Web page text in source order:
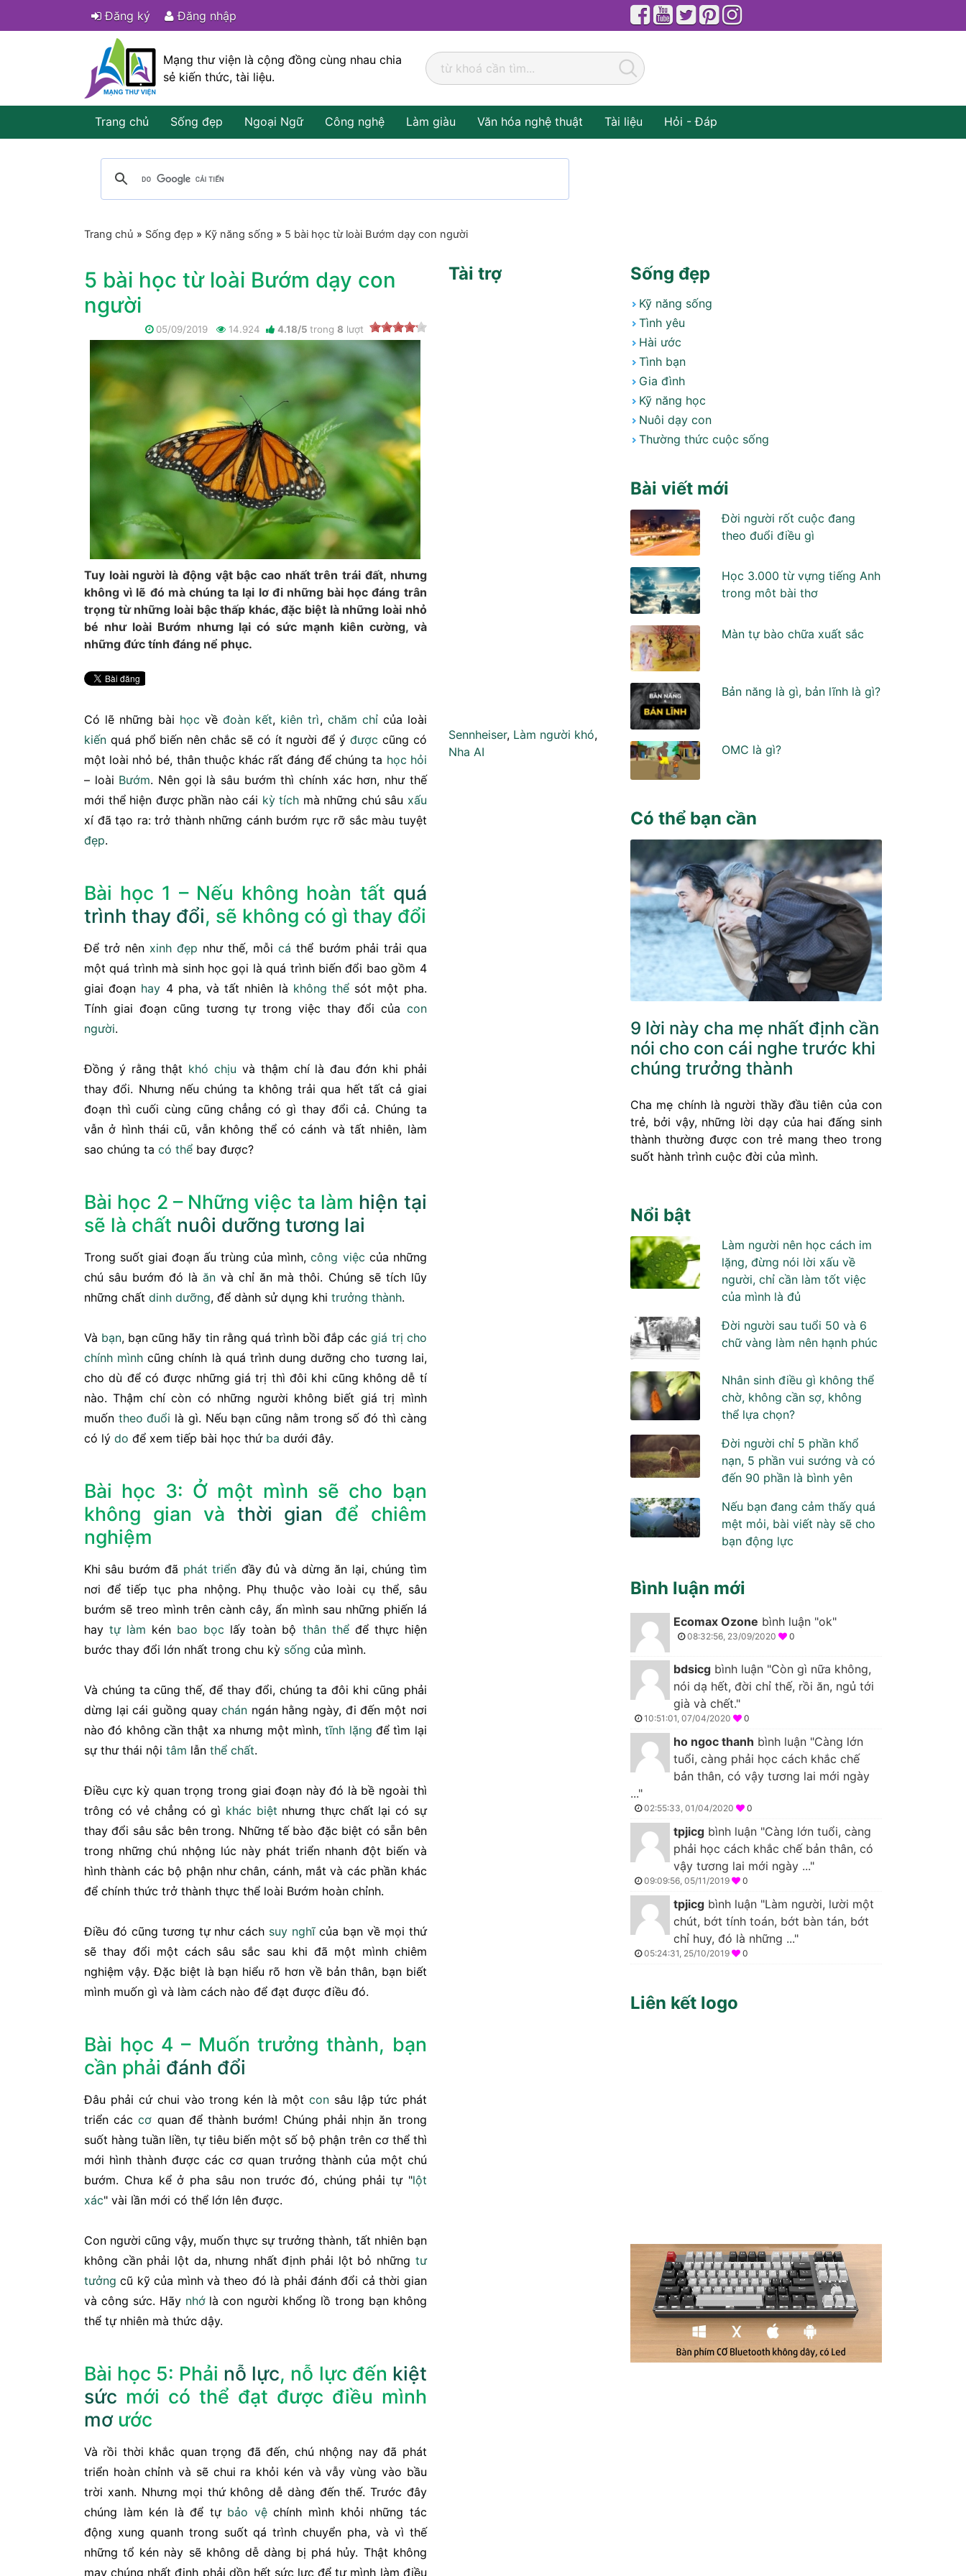
Đăng ký Đăng nhập
Mạng thư viện là cộng đồng cùng nhau chia
sẻ kiến thức, tài liệu.
Trang chủ Sống đẹp Ngoại Ngữ Công nghệ Làm giàu Văn hóa nghệ thuật Tài liệu Hỏi - Đáp
Trang chủ » Sống đẹp » Kỹ năng sống » 5 bài học từ loài Bướm dạy con người
5 bài học từ loài Bướm dạy con
người
05/09/2019 14.924 4.18/5 trong 8 lượt
Tuy loài người là động vật bậc cao nhất trên trái đất, nhưng
không vì lẽ đó mà chúng ta lại lơ đi những bài học đáng trân
trọng từ những loài bậc thấp khác, đặc biệt là những loài nhỏ
bé như loài Bướm nhưng lại có sức mạnh kiên cường, và
những đức tính đáng nể phục.
Có lẽ những bài học vềđoàn kết, kiên trì, chăm chỉcủa loài
kiến quá phổ biến nên chắc sẽ có ít người để ý được cũng có
một loài nhỏ bé, thân thuộc khác rất đáng để chúng ta học hỏi
– loài Bướm. Nên gọi là sâu bướm thì chính xác hơn, như thế
mới thể hiện được phần nào cái kỳ tích mà những chú sâu xấu
xí đã tạo ra: trở thành những cánh bướm rực rỡ sắc màu tuyệt
đẹp.
Bài học 1 – Nếu không hoàn tất quá
trình thay đổi, sẽ không có gì thay đổi
Để trở nên xinh đẹp như thế, mỗicá thể bướm phải trải qua
một quá trình mà sinh học gọi là quá trình biến đổi bao gồm 4
giai đoạn hay 4 pha, và tất nhiên là không thể sót một pha.
Tính giai đoạn cũng tương tự trong việc thay đổi của con
người.
Đồng ý rằng thật khó chịu và thậm chí là đau đớn khi phải
thay đổi. Nhưng nếu chúng ta không trải qua hết tất cả giai
đoạn thì cuối cùng cũng chẳng có gì thay đổi cả. Chúng ta
vẫn ở hình thái cũ, vẫn không thể có cánh và tất nhiên, làm
sao chúng ta có thể bay được?
Bài học 2 – Những việc ta làm hiện tại
sẽ là chất nuôi dưỡng tương lai
Trong suốt giai đoạn ấu trùng của mình,công việc của những
chú sâu bướm đó làăn và chỉ ăn mà thôi. Chúng sẽ tích lũy
những chất dinh dưỡng, để dành sử dụng khi trưởng thành.
Và bạn, bạn cũng hãy tin rằng quá trình bồi đắp cácgiá trị cho
chính mình cũng chính là quá trình dung dưỡng cho tương lai,
cho dù để có được những giá trị thì đôi khi cũng không dễ tí
nào. Thậm chí còn có những người không biết giá trị mình
muốn theo đuổi là gì. Nếu bạn cũng nằm trong số đó thì càng
có lý do để xem tiếp bài học thứ ba dưới đây.
Bài học 3: Ở một mình sẽ cho bạn
không gian và thời gian để chiêm
nghiệm
Khi sâu bướm đã phát triển đầy đủ và dừng ăn lại, chúng tìm
nơi để tiếp tục pha nhộng. Phụ thuộc vào loài cụ thể, sâu
bướm sẽ treo mình trên cành cây, ẩn mình sau những phiến lá
haytự làm kén bao bọc lấy toàn bộ thân thểđể thực hiện
bước thay đổi lớn nhất trong chu kỳ sống của mình.
Và chúng ta cũng thế, để thay đổi, chúng ta đôi khi cũng phải
dừng lại cái guồng quaychán ngán hằng ngày, đi đến một nơi
nào đó không cần thật xa nhưng một mình,tĩnh lặng để tìm lại
sự thư thái nội tâm lẫn thể chất.
Điều cực kỳ quan trọng trong giai đoạn này đó là bề ngoài thì
trông có vẻ chẳng có gì khác biệt nhưng thực chất lại có sự
thay đổi sâu sắc bên trong. Những tế bào đặc biệt có sẵn bên
trong những chú nhộng lúc này phát triển nhanh đột biến và
hình thành các bộ phận như chân, cánh, mắt và các phần khác
để chính thức trở thành thực thể loài Bướm hoàn chỉnh.
Điều đó cũng tương tự như cách suy nghĩcủa bạn về mọi thứ
sẽ thay đổi một cách sâu sắc sau khi đã một mình chiêm
nghiệm vậy. Đặc biệt là bạn hiểu rõ hơn về bản thân, bạn biết
mình muốn gì và làm cách nào để đạt được điều đó.
Bài học 4 – Muốn trưởng thành, bạn
cần phải đánh đổi
Đâu phải cứ chui vào trong kén là mộtcon sâu lập tức phát
triển cáccơ quan để thành bướm! Chúng phải nhịn ăn trong
suốt hàng tuần liền, tự tiêu biến một số bộ phận trên cơ thể thì
mới hình thành được các cơ quan trưởng thành của một chú
bướm. Chưa kể ở pha sâu non trước đó, chúng phải tự "lột
xác" vài lần mới có thể lớn lên được.
Con người cũng vậy, muốn thực sự trưởng thành, tất nhiên bạn
không cần phải lột da, nhưng nhất định phải lột bỏ những tư
tưởng cũ kỹ của mình và theo đó là phải đánh đổi cả thời gian
và công sức. Hãy nhớlà con người khổng lồ trong bạn không
thể tự nhiên mà thức dậy.
Bài học 5: Phải nỗ lực, nỗ lực đến kiệt
sức mới có thể đạt được điều mình
mơước
Và rồi thời khắc quan trọng đã đến, chú nhộng nay đã phát
triển hoàn chỉnh và sẽ chui ra khỏi kén và vẫy vùng vào bầu
trời xanh. Nhưng mọi thứ không dễ dàng đến thế. Trước đây
chúng làm kén là để tự bảo vệchính mình khỏi những tác
động xung quanh trong suốt qá trình chuyển pha, và vì thế
những tổ kén này sẽ không dễ dàng bị phá hủy. Thật không
may chúng nhất định phải dồn hết sức lực để tự mình làm điều
Tài trợ
Sennheiser, Làm người khó,
Nha AI
Sống đẹp
Kỹ năng sống
Tình yêu
Hài ước
Tình bạn
Gia đình
Kỹ năng học
Nuôi dạy con
Thường thức cuộc sống
Bài viết mới
Đời người rốt cuộc đang
theo đuổi điều gì
Học 3.000 từ vựng tiếng Anh
trong môt bài thơ
Màn tự bào chữa xuất sắc
Bản năng là gì, bản lĩnh là gì?
OMC là gì?
Có thể bạn cần
9 lời này cha mẹ nhất định cần
nói cho con cái nghe trước khi
chúng trưởng thành
Cha mẹ chính là người thầy đầu tiên của con
trẻ, bởi vậy, những lời dạy của hai đấng sinh
thành thường được con trẻ mang theo trong
suốt hành trình cuộc đời của mình.
Nổi bật
Làm người nên học cách im
lặng, đừng nói lời xấu về
người, chỉ cần làm tốt việc
của mình là đủ
Đời người sau tuổi 50 và 6
chữ vàng làm nên hạnh phúc
Nhân sinh điều gì không thể
chờ, không cần sợ, không
thể lựa chọn?
Đời người chỉ 5 phần khổ
nạn, 5 phần vui sướng và có
đến 90 phần là bình yên
Nếu bạn đang cảm thấy quá
mệt mỏi, bài viết này sẽ cho
bạn động lực
Bình luận mới
Ecomax Ozone bình luận "ok"
08:32:56, 23/09/2020 0
bdsicg bình luận "Còn gì nữa không,
nói dạ hết, đời chỉ thế, rồi ăn, ngủ tới
già và chết."
10:51:01, 07/04/2020 0
ho ngoc thanh bình luận "Càng lớn
tuổi, càng phải học cách khắc chế
bản thân, có vậy tương lai mới ngày
..."
02:55:33, 01/04/2020 0
tpjicg bình luận "Càng lớn tuổi, càng
phải học cách khắc chế bản thân, có
vậy tương lai mới ngày ..."
09:09:56, 05/11/2019 0
tpjicg bình luận "Làm người, lười một
chút, bớt tính toán, bớt bàn tán, bớt
chỉ huy, đó là những ..."
05:24:31, 25/10/2019 0
Liên kết logo